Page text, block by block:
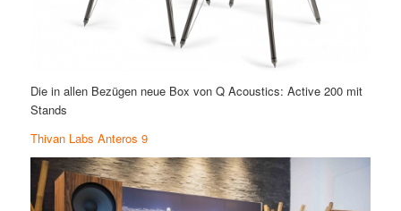
Die in allen Bezügen neue Box von Q Acoustics: Active 200 mit
Stands
Thivan Labs Anteros 9